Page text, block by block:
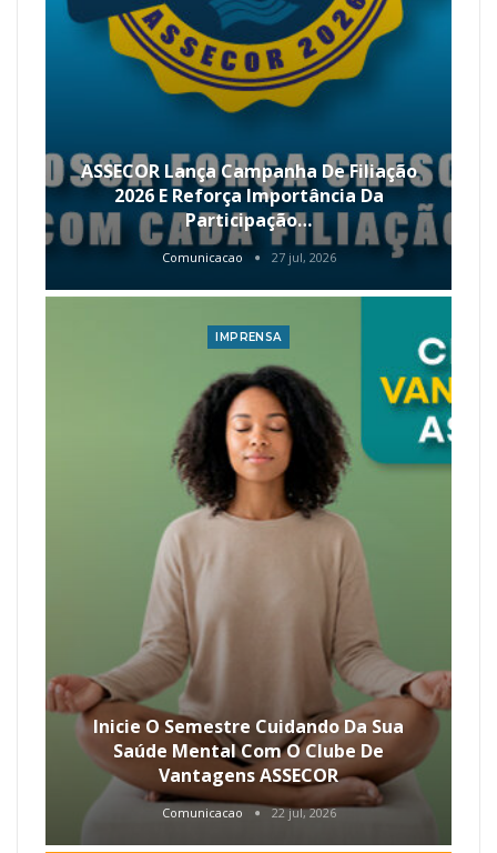
ASSECOR Lança Campanha De Filiação
2026 E Reforça Importância Da
Participação…
Comunicacao 27 jul, 2026
IMPRENSA
Inicie O Semestre Cuidando Da Sua
Saúde Mental Com O Clube De
Vantagens ASSECOR
Comunicacao 22 jul, 2026